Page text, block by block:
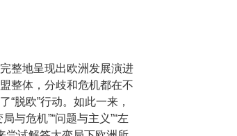
整地呈现出欧洲发展演进
整体，分歧和危机都在不
脱欧”行动。如此一来，
与危机”“问题与主义”“左